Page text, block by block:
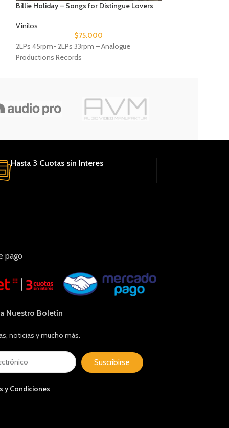
Billie Holiday – Songs for Distingue Lovers
Vinilos
$75.000
2LPs 45rpm- 2LPs 33rpm – Analogue
Productions Records
Hasta 3 Cuotas sin Interes
pago
Nuestro Boletín
noticias y mucho más.
Suscribirse
y Condiciones